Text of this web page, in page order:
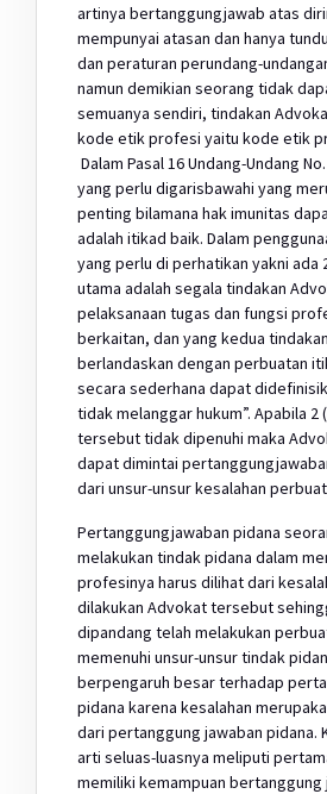
artinya bertanggungjawab atas
mempunyai atasan dan hanya
dan peraturan perundang-
namun demikian seorang tidak
semuanya sendiri, tindakan
kode etik profesi yaitu kode etik
Dalam Pasal 16 Undang-Undang
yang perlu digarisbawahi yang
penting bilamana hak imunitas
adalah itikad baik. Dalam
yang perlu di perhatikan yakni ada
utama adalah segala tindakan
pelaksanaan tugas dan fungsi
berkaitan, dan yang kedua
berlandaskan dengan perbuatan
secara sederhana dapat
tidak melanggar hukum”. Apabila 2
tersebut tidak dipenuhi maka
dapat dimintai
dari unsur-unsur kesalahan
Pertanggungjawaban pidana
melakukan tindak pidana dalam
profesinya harus dilihat dari
dilakukan Advokat tersebut
dipandang telah melakukan
memenuhi unsur-unsur tindak
berpengaruh besar terhadap
pidana karena kesalahan
dari pertanggung jawaban pidana.
arti seluas-luasnya meliputi
memiliki kemampuan bertanggung